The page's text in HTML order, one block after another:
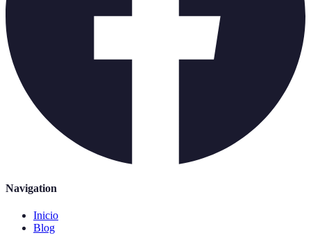
Navigation
Inicio
Blog